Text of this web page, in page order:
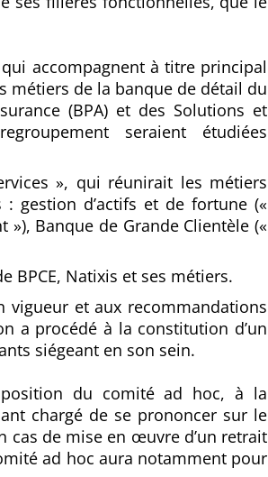
accompagnent à titre principal
métiers de la banque de détail du
(BPA) et des Solutions et
seraient étudiées
», qui réunirait les métiers
gestion d’actifs et de fortune («
Banque de Grande Clientèle («
Natixis et ses métiers.
et aux recommandations
a procédé à la constitution d’un
siégeant en son sein.
du comité ad hoc, à la
chargé de se prononcer sur le
cas de mise en œuvre d’un retrait
ad hoc aura notamment pour